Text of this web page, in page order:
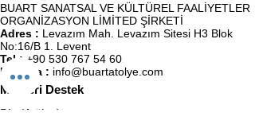
BUART SANATSAL VE KÜLTÜREL FAALİYETLER
ORGANİZASYON LİMİTED ŞİRKETİ
Adres : Levazım Mah. Levazım Sitesi H3 Blok
No:16/B 1. Levent
Tel : +90 530 767 54 60
E-Posta : info@buartatolye.com
Müşteri Destek
Biz (Atölye)